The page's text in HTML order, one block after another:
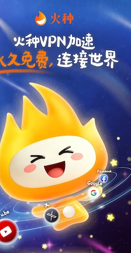
反对
反对[0]
速器 旋风加速器
八戒看书
暴雪vp永久免费加速器下载官网
免费vqn加速外网
极风加速器
蚂蚁加速npv下载官网ios